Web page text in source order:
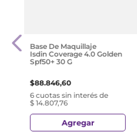
Base De Maquillaje
Isdin Coverage 4.0 Golden
Spf50+ 30 G
$88.846,60
6 cuotas sin interés de
$ 14.807,76
Agregar